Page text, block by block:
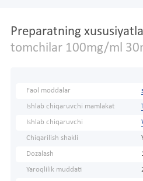
Preparatning
tomchilar 100mg/ml
Faol moddalar
Ishlab chiqaruvchi mamlakat
Ishlab chiqaruvchi
Chiqarilish shakli
Dozalash
Yaroqlilik muddati